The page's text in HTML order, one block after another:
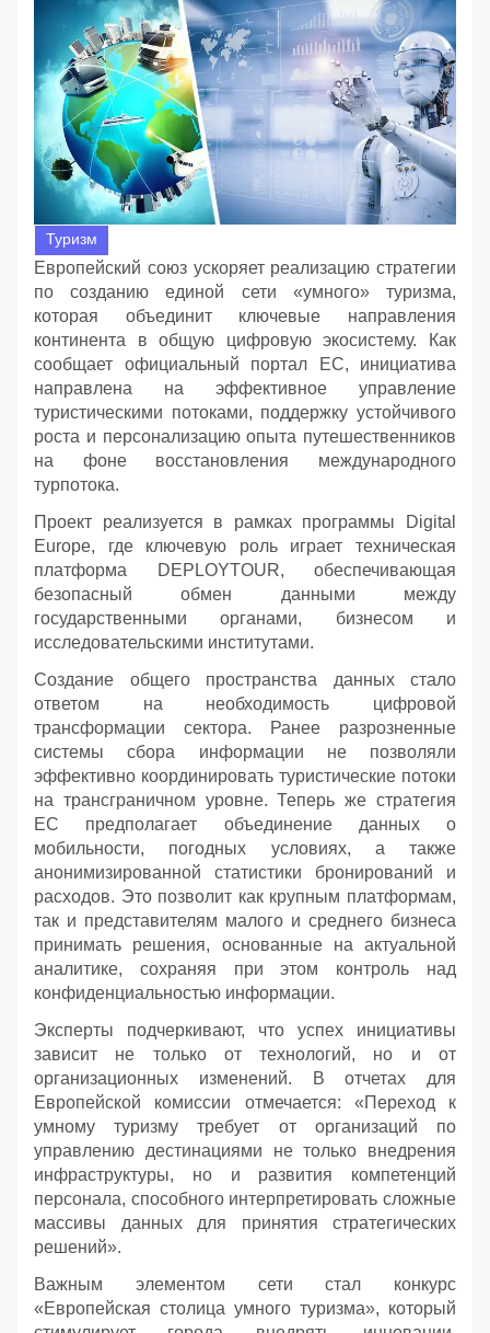
Туризм
Европейский союз ускоряет реализацию стратегии
по созданию единой сети «умного» туризма,
которая объединит ключевые направления
континента в общую цифровую экосистему. Как
сообщает официальный портал ЕС, инициатива
направлена на эффективное управление
туристическими потоками, поддержку устойчивого
роста и персонализацию опыта путешественников
на фоне восстановления международного
турпотока.
Проект реализуется в рамках программы Digital
Europe, где ключевую роль играет техническая
платформа DEPLOYTOUR, обеспечивающая
безопасный обмен данными между
государственными органами, бизнесом и
исследовательскими институтами.
Создание общего пространства данных стало
ответом на необходимость цифровой
трансформации сектора. Ранее разрозненные
системы сбора информации не позволяли
эффективно координировать туристические потоки
на трансграничном уровне. Теперь же стратегия
ЕС предполагает объединение данных о
мобильности, погодных условиях, а также
анонимизированной статистики бронирований и
расходов. Это позволит как крупным платформам,
так и представителям малого и среднего бизнеса
принимать решения, основанные на актуальной
аналитике, сохраняя при этом контроль над
конфиденциальностью информации.
Эксперты подчеркивают, что успех инициативы
зависит не только от технологий, но и от
организационных изменений. В отчетах для
Европейской комиссии отмечается: «Переход к
умному туризму требует от организаций по
управлению дестинациями не только внедрения
инфраструктуры, но и развития компетенций
персонала, способного интерпретировать сложные
массивы данных для принятия стратегических
решений».
Важным элементом сети стал конкурс
«Европейская столица умного туризма», который